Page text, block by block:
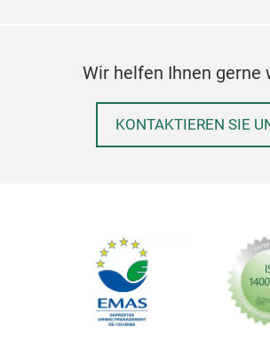
Wir helfen Ihnen gerne
KONTAKTIEREN SIE